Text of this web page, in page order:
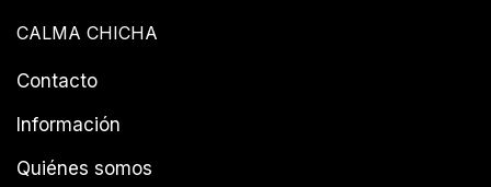
CALMA CHICHA
Contacto
Información
Quiénes somos